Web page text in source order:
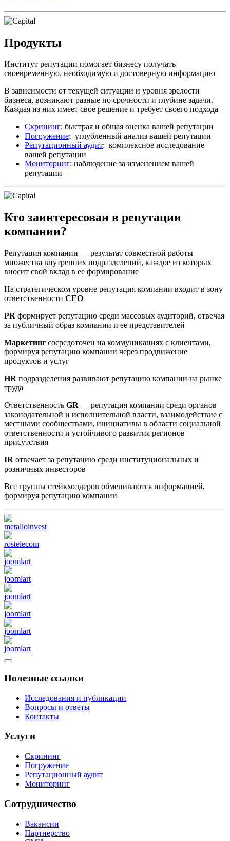
Продукты
Институт репутации помогает бизнесу получать
своевременную, необходимую и достоверную информацию
В зависимости от текущей ситуации и уровня зрелости
бизнеса, возникают разные по срочности и глубине задачи.
Каждая из них имеет свое решение и требует своего подхода
Скрининг: быстрая и общая оценка вашей репутации
Погружение: углубленный анализ вашей репутации
Репутационный аудит: комплексное исследование
вашей репутации
Мониторинг: наблюдение за изменением вашей
репутации
Кто заинтересован в репутации
компании?
Репутация компании — результат совместной работы
множества внутренних подразделений, каждое из которых
вносит свой вклад в ее формирование
На стратегическом уровне репутация компании входит в зону
ответственности CEO
PR формирует репутацию среди массовых аудиторий, отвечая
за публичный образ компании и ее представителей
Маркетинг сосредоточен на коммуникациях с клиентами,
формируя репутацию компании через продвижение
продуктов и услуг
HR подразделения развивают репутацию компании на рынке
труда
Ответственность GR — репутация компании среди органов
законодательной и исполнительной власти, взаимодействие с
местными сообществами, инициативы в области социальной
ответственности и устойчивого развития регионов
присутствия
IR отвечает за репутацию среди институциональных и
розничных инвесторов
Все группы стейкхолдеров обмениваются информацией,
формируя репутацию компании
Полезные ссылки
Исследования и публикации
Вопросы и ответы
Контакты
Услуги
Скрининг
Погружение
Репутационный аудит
Мониторинг
Сотрудничество
Вакансии
Партнерство